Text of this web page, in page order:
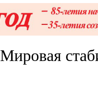
Мировая